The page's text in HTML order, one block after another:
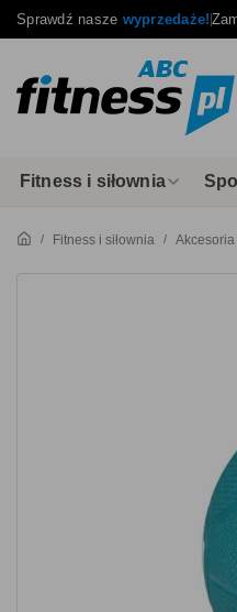
Sprawdź nasze wyprzedaże!
Fitness i siłownia
Fitness i siłownia Akcesoria